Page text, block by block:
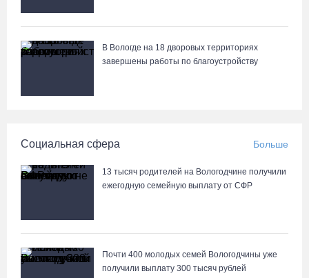
В Вологде на 18 дворовых территориях
завершены работы по благоустройству
Социальная сфера Больше
13 тысяч родителей на Вологодчине получили
ежегодную семейную выплату от СФР
Почти 400 молодых семей Вологодчины уже
получили выплату 300 тысяч рублей